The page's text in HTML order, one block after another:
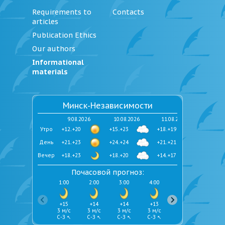
Requirements to
articles
Publication Ethics
Our authors
Informational
materials
Contacts
Минск-Независимости
9.08.2026
+12..+20
+21..+23
+18..+23
10.08.2026
+15..+23
+24..+24
+18..+20
11.08.2026
+18..+19
+21..+21
+14..+17
Вечер
День
Утро
Почасовой прогноз:
1:00
+15
3 м/с
С-З ↖
2:00
+14
3 м/с
С-З ↖
3:00
+14
3 м/с
С-З ↖
4:00
+13
3 м/с
С-З ↖
+13
С-З ↖